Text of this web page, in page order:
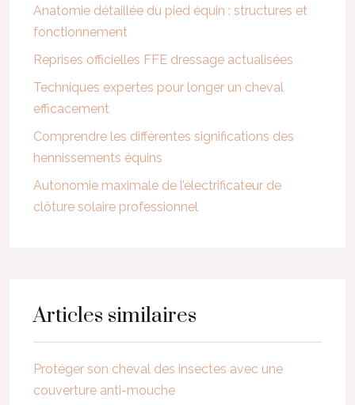
Anatomie détaillée du pied équin : structures et
fonctionnement
Reprises officielles FFE dressage actualisées
Techniques expertes pour longer un cheval
efficacement
Comprendre les différentes significations des
hennissements équins
Autonomie maximale de l’électrificateur de
clôture solaire professionnel
Articles similaires
Protéger son cheval des insectes avec une
couverture anti-mouche